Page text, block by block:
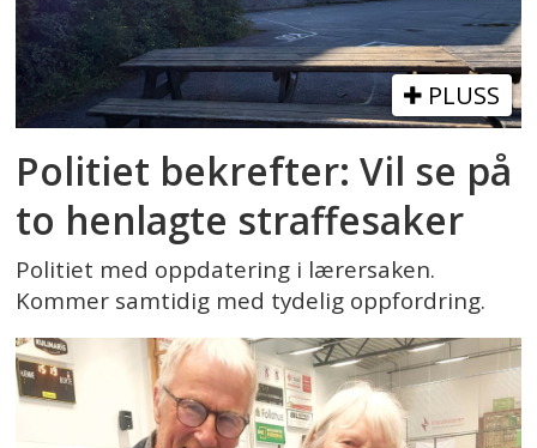
PLUSS
Politiet bekrefter: Vil se på
to henlagte straffesaker
Politiet med oppdatering i lærersaken.
Kommer samtidig med tydelig oppfordring.